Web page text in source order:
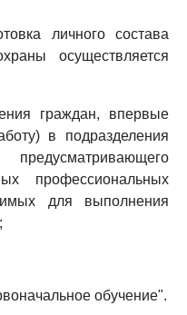
личного состава
осуществляется
граждан, впервые
в подразделения
профессиональных
для выполнения
обучение".